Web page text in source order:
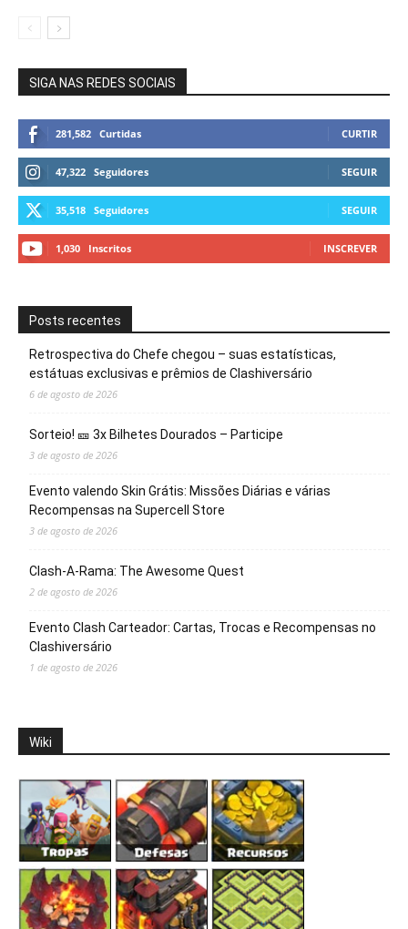
SIGA NAS REDES SOCIAIS
281,582 Curtidas CURTIR
47,322 Seguidores SEGUIR
35,518 Seguidores SEGUIR
1,030 Inscritos INSCREVER
Posts recentes
Retrospectiva do Chefe chegou – suas estatísticas,
estátuas exclusivas e prêmios de Clashiversário
6 de agosto de 2026
Sorteio! 🎫 3x Bilhetes Dourados – Participe
3 de agosto de 2026
Evento valendo Skin Grátis: Missões Diárias e várias
Recompensas na Supercell Store
3 de agosto de 2026
Clash-A-Rama: The Awesome Quest
2 de agosto de 2026
Evento Clash Carteador: Cartas, Trocas e Recompensas no
Clashiversário
1 de agosto de 2026
Wiki